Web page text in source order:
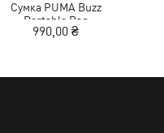
Сумка PUMA Buzz
Portable Bag
990,00 ₴